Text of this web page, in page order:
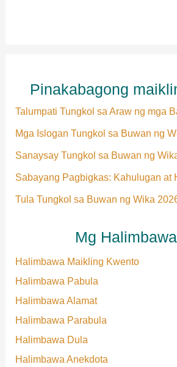
Pinakabagong
Talumpati Tungkol sa Araw ng mga
Mga Islogan Tungkol sa Buwan ng
Sanaysay Tungkol sa Buwan ng
Sabayang Pagbigkas: Kahulugan at
Tula Tungkol sa Buwan ng Wika
Mg
Halimbawa Maikling Kwento
Halimbawa Pabula
Halimbawa Alamat
Halimbawa Parabula
Halimbawa Dula
Halimbawa Anekdota